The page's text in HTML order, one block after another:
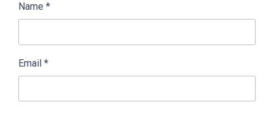
Name *
Email *